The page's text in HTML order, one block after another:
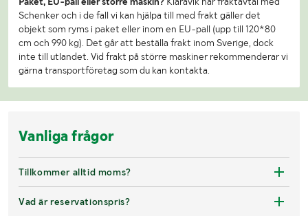
Schenker och i de fall vi kan hjälpa till med frakt gäller det
objekt som ryms i paket eller inom en EU-pall (upp till 120*80
cm och 990 kg). Det går att beställa frakt inom Sverige, dock
inte till utlandet. Vid frakt på större maskiner rekommenderar vi
gärna transportföretag som du kan kontakta.
Vanliga frågor
Tillkommer alltid moms?
Vad är reservationspris?